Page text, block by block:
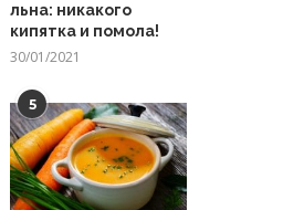
льна: никакого
кипятка и помола!
30/01/2021
5